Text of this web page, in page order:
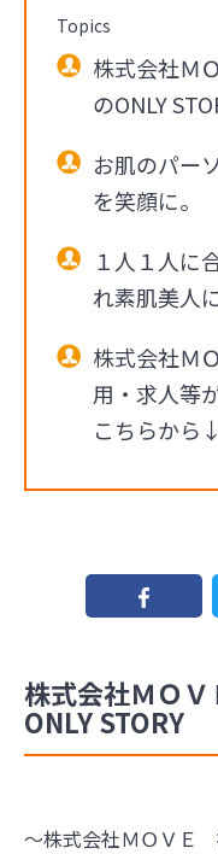
Topics
株式会社
のONLY
お肌のパー
を笑顔に。
１人１人に
れ素肌美人に
株式会社Ｍ
用・求人等
こちらから↓
株式会社ＭＯ
ONLY STORY
～株式会社ＭＯＶ